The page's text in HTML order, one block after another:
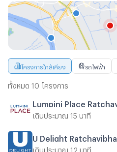
โครงการใกล้เคียง รถไฟฟ้า
ทั้งหมด 10 โครงการ
เดินประมาณ 15 นาที
U Delight Ratchavibha
เดินประมาณ 12 นาที